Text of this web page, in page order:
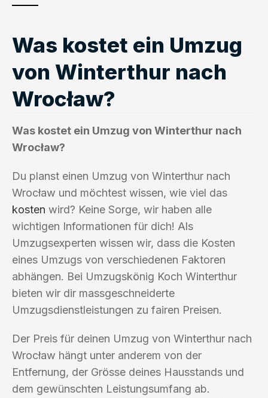
Was kostet ein Umzug
von Winterthur nach
Wrocław?
Was kostet ein Umzug von Winterthur nach
Wrocław?
Du planst einen Umzug von Winterthur nach
Wrocław und möchtest wissen, wie viel das
kosten wird? Keine Sorge, wir haben alle
wichtigen Informationen für dich! Als
Umzugsexperten wissen wir, dass die Kosten
eines Umzugs von verschiedenen Faktoren
abhängen. Bei Umzugskönig Koch Winterthur
bieten wir dir massgeschneiderte
Umzugsdienstleistungen zu fairen Preisen.
Der Preis für deinen Umzug von Winterthur nach
Wrocław hängt unter anderem von der
Entfernung, der Grösse deines Hausstands und
dem gewünschten Leistungsumfang ab.